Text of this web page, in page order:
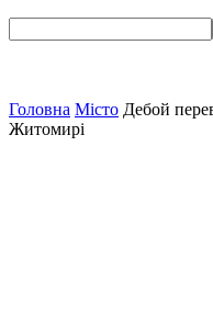
Головна Місто Дебой
Житомирі